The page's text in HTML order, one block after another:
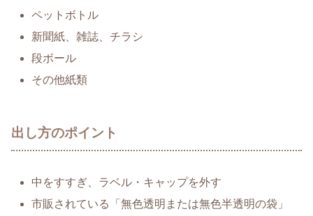
ペットボトル
新聞紙、雑誌、チラシ
段ボール
その他紙類
出し方のポイント
中をすすぎ、ラベル・キャップを外す
市販されている「無色透明または無色半透明の袋」